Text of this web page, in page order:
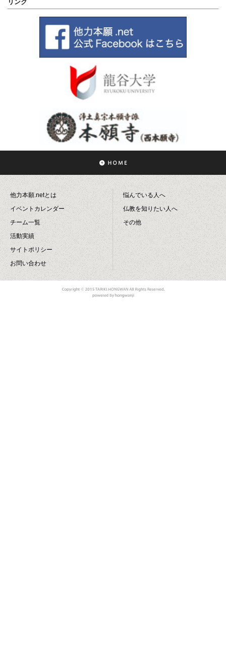
リンク
他力本願.netとは
イベントカレンダー
チーム一覧
活動実績
サイトポリシー
お問い合わせ
悩んでいる人へ
仏教を知りたい人へ
その他